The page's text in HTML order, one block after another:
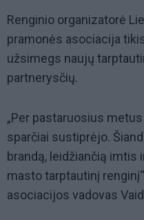
Renginio organizatorė
pramonės asociacija
užsimegs naujų
partnerysčių.
„Per pastaruosius
sparčiai sustiprėjo.
brandą, leidžiančią
masto tarptautinį
asociacijos vadovas